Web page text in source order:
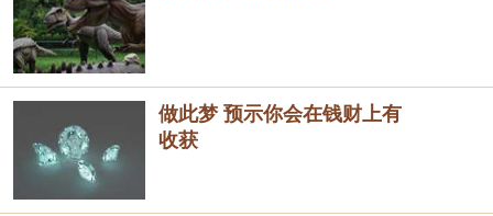
做此梦 预示你会在钱财上有
收获